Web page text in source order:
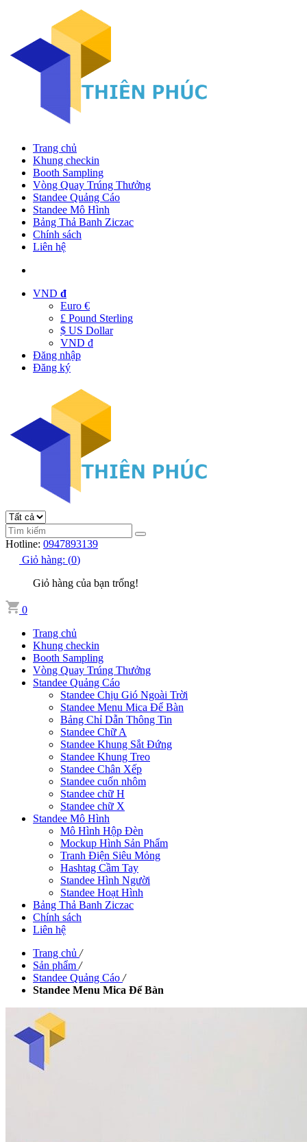
Trang chủ
Khung checkin
Booth Sampling
Vòng Quay Trúng Thưởng
Standee Quảng Cáo
Standee Mô Hình
Bảng Thả Banh Ziczac
Chính sách
Liên hệ
VND đ
Euro €
£ Pound Sterling
$ US Dollar
VND đ
Đăng nhập
Đăng ký
Hotline: 0947893139
Giỏ hàng: (0)
Giỏ hàng của bạn trống!
0
Trang chủ
Khung checkin
Booth Sampling
Vòng Quay Trúng Thưởng
Standee Quảng Cáo
Standee Chịu Gió Ngoài Trời
Standee Menu Mica Để Bàn
Bảng Chỉ Dẫn Thông Tin
Standee Chữ A
Standee Khung Sắt Đứng
Standee Khung Treo
Standee Chân Xếp
Standee cuốn nhôm
Standee chữ H
Standee chữ X
Standee Mô Hình
Mô Hình Hộp Đèn
Mockup Hình Sản Phẩm
Tranh Điện Siêu Mỏng
Hashtag Cầm Tay
Standee Hình Người
Standee Hoạt Hình
Bảng Thả Banh Ziczac
Chính sách
Liên hệ
Trang chủ /
Sản phẩm /
Standee Quảng Cáo /
Standee Menu Mica Để Bàn